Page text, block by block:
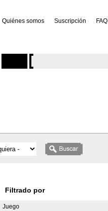
Quiénes somos Suscripción FAQ
Filtrado por
Juego